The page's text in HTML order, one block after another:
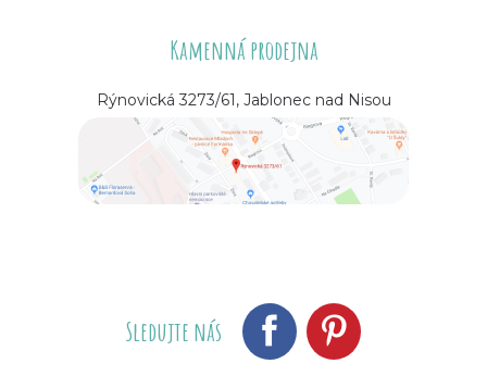
Kamenná prodejna
Rýnovická 3273/61, Jablonec nad Nisou
Sledujte nás